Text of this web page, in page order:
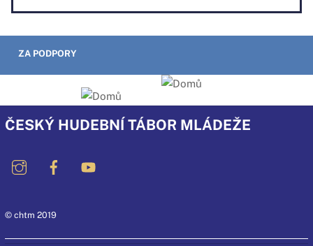
ZA PODPORY
ČESKÝ HUDEBNÍ TÁBOR MLÁDEŽE
© chtm 2019